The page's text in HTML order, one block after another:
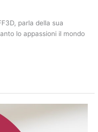
parla della sua
lo appassioni il mondo